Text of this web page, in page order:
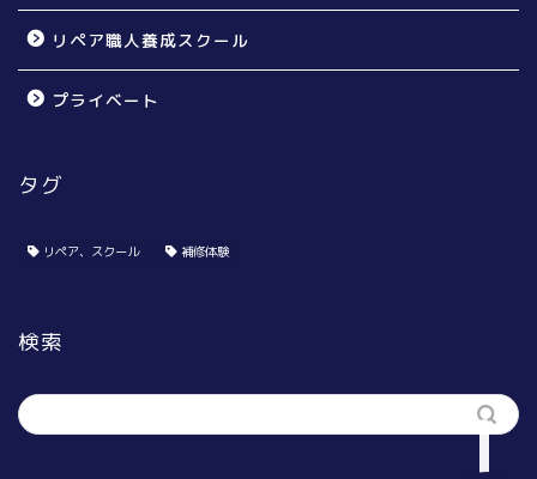
リペア職人養成スクール
プライベート
タグ
リペア、スクール 補修体験
検索